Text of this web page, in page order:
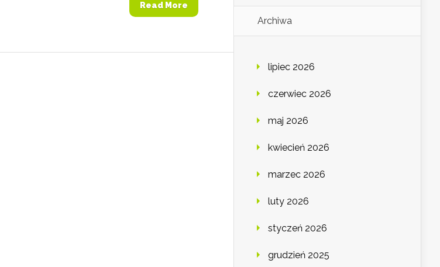
Read More
Archiwa
lipiec 2026
czerwiec 2026
maj 2026
kwiecień 2026
marzec 2026
luty 2026
styczeń 2026
grudzień 2025